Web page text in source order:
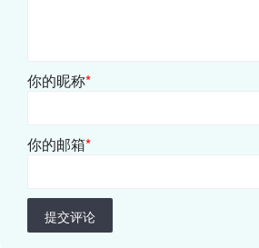
你的昵称*
你的邮箱*
提交评论